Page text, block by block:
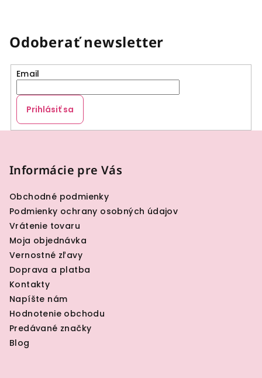
Odoberať newsletter
Email
Prihlásiť sa
Informácie pre Vás
Obchodné podmienky
Podmienky ochrany osobných údajov
Vrátenie tovaru
Moja objednávka
Vernostné zľavy
Doprava a platba
Kontakty
Napíšte nám
Hodnotenie obchodu
Predávané značky
Blog